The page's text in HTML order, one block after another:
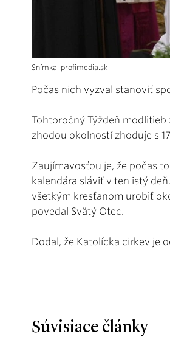
Snímka: profimedia.sk
Počas nich vyzval stanoviť
Tohtoročný Týždeň modlitieb
zhodou okolností zhoduje s
Zaujímavosťou je, že počas
kalendára sláviť v ten istý
všetkým kresťanom urobiť
povedal Svätý Otec.
Dodal, že Katolícka cirkev je
Súvisiace články